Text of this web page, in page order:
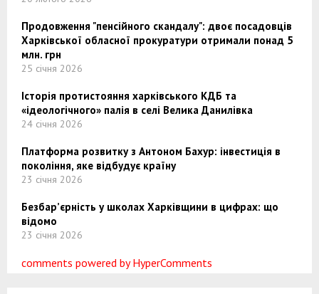
Продовження "пенсійного скандалу": двоє посадовців
Харківської обласної прокуратури отримали понад 5
млн. грн
25 січня 2026
Історія протистояння харківського КДБ та
«ідеологічного» палія в селі Велика Данилівка
24 січня 2026
Платформа розвитку з Антоном Бахур: інвестиція в
покоління, яке відбудує країну
23 січня 2026
Безбар’єрність у школах Харківщини в цифрах: що
відомо
23 січня 2026
comments powered by HyperComments